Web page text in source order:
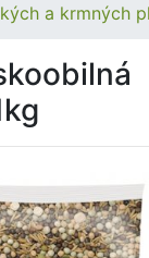
a krmných